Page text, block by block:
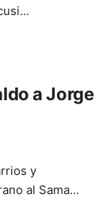
a Jorge
y
al Sama...